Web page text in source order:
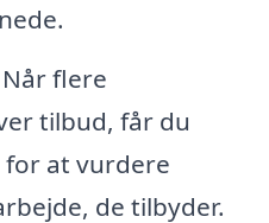
Når flere
tilbud, får du
at vurdere
de tilbyder.